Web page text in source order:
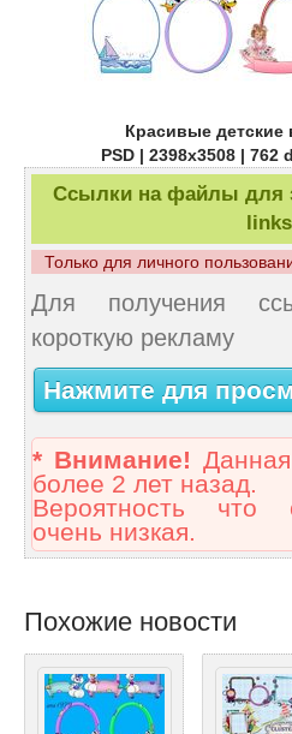
Красивые
PSD | 2398х3508 | 762
Ссылки на файлы для
links
Только для личного
Для получения
короткую рекламу
Нажмите для
* Внимание!
более 2 лет назад.
Вероятность что
очень низкая.
Похожие новости